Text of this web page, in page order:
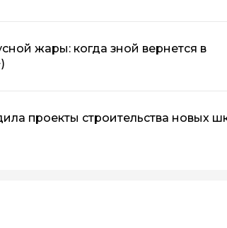
жары: когда зной вернется в
проекты строительства новых